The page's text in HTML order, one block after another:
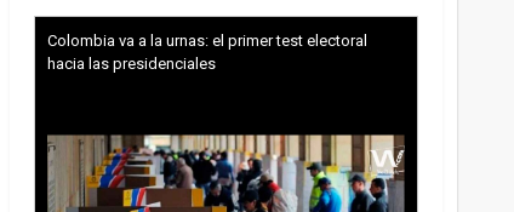
Colombia va a la urnas: el primer test electoral
hacia las presidenciales